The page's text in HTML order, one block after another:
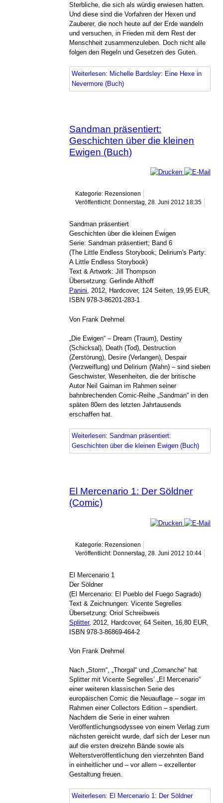
Sterbliche, die sich als würdig erwiesen hatten.
Und diese sind die Vorfahren der Hexen und
Zauberer, die noch heute auf der Erde wandeln
und versuchen, in Frieden mit dem Rest der
Menschheit zusammenzuleben. Doch nicht alle
folgen den Regeln und Gesetzen des Guten.
Weiterlesen: Michelle Bardsley: Eine Hexe in
Nevermore (Buch)
Sandman präsentiert:
Geschichten über die kleinen
Ewigen (Buch)
Kategorie: Rezensionen
Veröffentlicht: Donnerstag, 28. Juni 2012 18:35
Sandman präsentiert
Geschichten über die kleinen Ewigen
Serie: Sandman präsentiert; Band 6
(The Little Endless Storybook; Delirium's Party:
A Little Endless Storybook)
Text & Artwork: Jill Thompson
Übersetzung: Gerlinde Althoff
Panini, 2012, Hardcover, 124 Seiten, 19,95 EUR,
ISBN 978-3-86201-283-1
Von Frank Drehmel
„Die Ewigen“ – Dream (Traum), Destiny
(Schicksal), Death (Tod), Destruction
(Zerstörung), Desire (Verlangen), Despair
(Verzweiflung) und Delirium (Wahn) – sind sieben
Geschwister, Wesenheiten, die der britische
Autor Neil Gaiman im Rahmen seiner
bahnbrechenden Comic-Reihe „Sandman“ in den
späten 80ern des letzten Jahrtausends
erschaffen hat.
Weiterlesen: Sandman präsentiert:
Geschichten über die kleinen Ewigen (Buch)
El Mercenario 1: Der Söldner
(Comic)
Kategorie: Rezensionen
Veröffentlicht: Donnerstag, 28. Juni 2012 10:44
El Mercenario 1
Der Söldner
(El Mercenario: El Pueblo del Fuego Sagrado)
Text & Zeichnungen: Vicente Segrelles
Übersetzung: Oriol Schreibweis
Splitter, 2012, Hardcover, 64 Seiten, 16,80 EUR,
ISBN 978-3-86869-464-2
Von Frank Drehmel
Nach „Storm“, „Thorgal“ und „Comanche“ hat
Splitter mit Vicente Segrelles’ „El Mercenario“
einer weiteren klassischen Serie des
europäischen Comic die Neuauflage – sogar im
Rahmen einer Collectors Edition – spendiert.
Nachdem die Serie in einer wahren
Veröffentlichungsodyssee von einem Verlag zum
nächsten gereicht wurde, darf sich der Leser nun
auf die ersten dreizehn Bände sowie als
Welterstveröffentlichung den vierzehnten Band
in einheitlicher und – vor allem – exzellenter
Gestaltung freuen.
Weiterlesen: El Mercenario 1: Der Söldner